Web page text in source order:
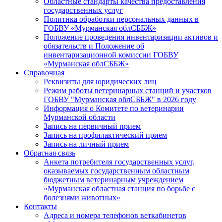
государственных услуг
Политика обработки персональных данных в
ГОБВУ «Мурманская облСББЖ»
Положение проведения инвентаризации активов и
обязательств и Положение об
инвентаризационной комиссии ГОБВУ
«Мурманская облСББЖ»
Справочная
Реквизиты для юридических лиц
Режим работы ветеринарных станций и участков
ГОБВУ "Мурманская облСББЖ" в 2026 году
Информация о Комитете по ветеринарии
Мурманской области
Запись на первичный прием
Запись на профилактический прием
Запись на личный прием
Обратная связь
Анкета потребителя государственных услуг,
оказываемых государственным областным
бюджетным ветеринарным учреждением
«Мурманская областная станция по борьбе с
болезнями животных»
Контакты
Адреса и номера телефонов веткабинетов